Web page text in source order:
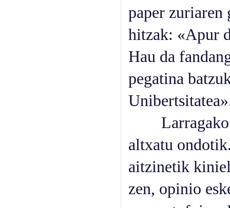
paper
hitzak: «Apur
Hau da
pegatina
Larragako
altxatu
aitzinetik
zen, opinio